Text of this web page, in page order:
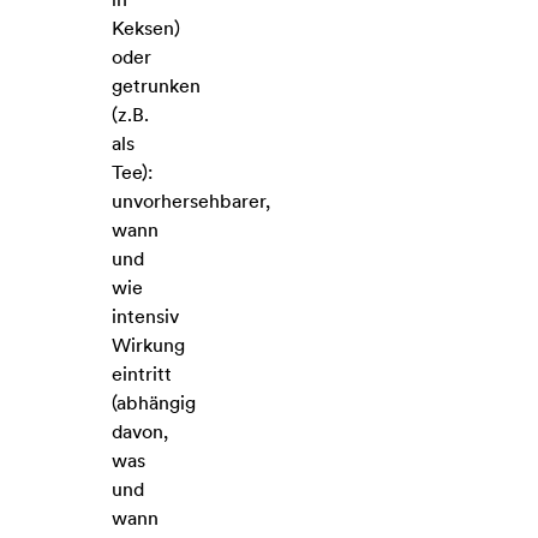
Keksen)
oder
getrunken
(z.B.
als
Tee):
unvorhersehbarer,
wann
und
wie
intensiv
Wirkung
eintritt
(abhängig
davon,
was
und
wann